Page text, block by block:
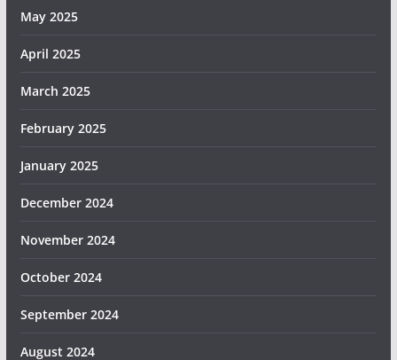
May 2025
April 2025
March 2025
February 2025
January 2025
December 2024
November 2024
October 2024
September 2024
August 2024